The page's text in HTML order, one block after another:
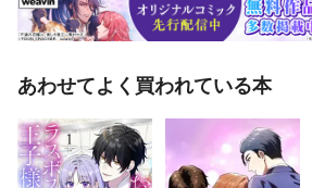
あわせてよく買われている本